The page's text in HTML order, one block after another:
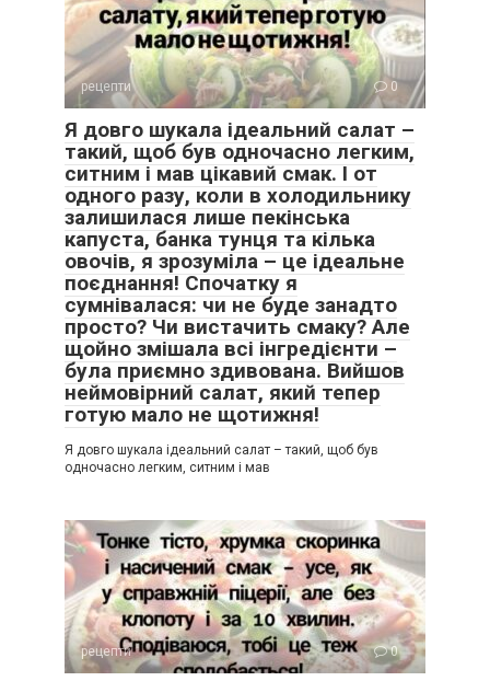
рецепти 0
Я довго шукала ідеальний салат –
такий, щоб був одночасно легким,
ситним і мав цікавий смак. І от
одного разу, коли в холодильнику
залишилася лише пекінська
капуста, банка тунця та кілька
овочів, я зрозуміла – це ідеальне
поєднання! Спочатку я
сумнівалася: чи не буде занадто
просто? Чи вистачить смаку? Але
щойно змішала всі інгредієнти –
була приємно здивована. Вийшов
неймовірний салат, який тепер
готую мало не щотижня!
Я довго шукала ідеальний салат – такий, щоб був
одночасно легким, ситним і мав
рецепти 0